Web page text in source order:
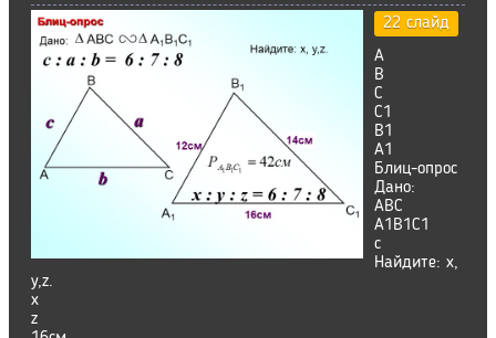
22 слайд
А
В
С
С1
В1
А1
Блиц-опрос
Дано:
ABC
А1В1С1
c
Найдите: х,
у,z.
х
z